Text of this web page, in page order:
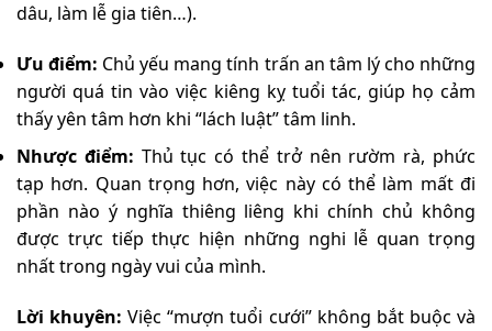
dâu, làm lễ gia tiên…).
Ưu điểm: Chủ yếu mang tính trấn an tâm lý cho những
người quá tin vào việc kiêng kỵ tuổi tác, giúp họ cảm
thấy yên tâm hơn khi “lách luật” tâm linh.
Nhược điểm: Thủ tục có thể trở nên rườm rà, phức
tạp hơn. Quan trọng hơn, việc này có thể làm mất đi
phần nào ý nghĩa thiêng liêng khi chính chủ không
được trực tiếp thực hiện những nghi lễ quan trọng
nhất trong ngày vui của mình.
Lời khuyên: Việc “mượn tuổi cưới” không bắt buộc và